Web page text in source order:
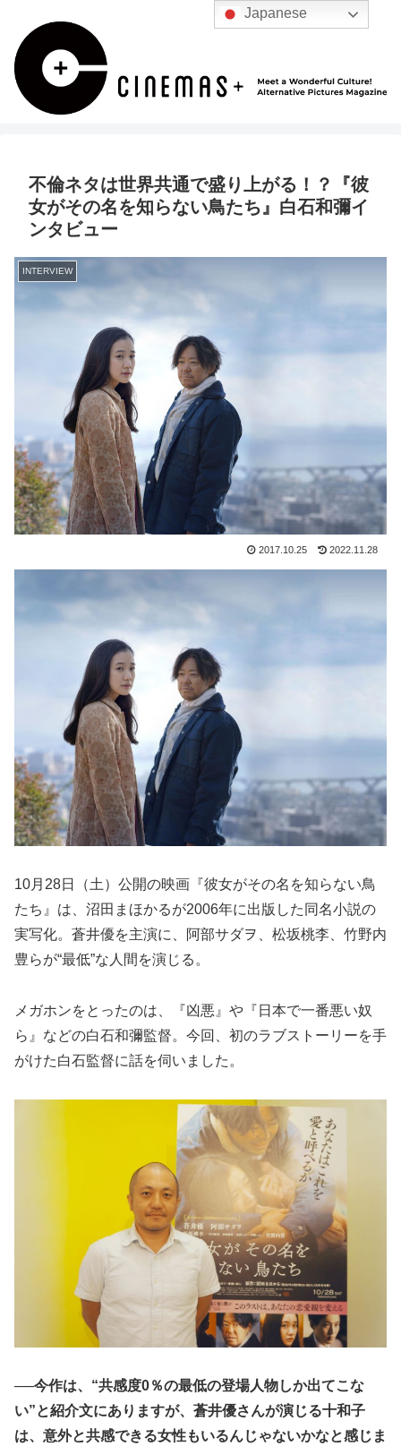
不倫ネタは世界共通で盛り上がる！？『彼
女がその名を知らない鳥たち』白石和彌イ
ンタビュー
INTERVIEW
2017.10.25 2022.11.28
10月28日（土）公開の映画『彼女がその名を知らない鳥
たち』は、沼田まほかるが2006年に出版した同名小説の
実写化。蒼井優を主演に、阿部サダヲ、松坂桃李、竹野内
豊らが“最低”な人間を演じる。
メガホンをとったのは、『凶悪』や『日本で一番悪い奴
ら』などの白石和彌監督。今回、初のラブストーリーを手
がけた白石監督に話を伺いました。
──今作は、“共感度0％の最低の登場人物しか出てこな
い”と紹介文にありますが、蒼井優さんが演じる十和子
は、意外と共感できる女性もいるんじゃないかなと感じま
Japanese